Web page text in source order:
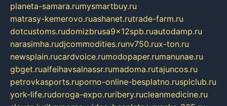
planeta-samara.rumysmartbuy.ru
matrasy-kemerovo.ruashanet.rutrade-farm.ru
dotcustoms.rudomizbrusa9x12spb.ruautodamp.ru
narasimha.rudjcommodities.runv750.rux-ton.ru
newsplain.rucardvoice.rumodopaper.rumanunae.ru
gbget.rualfeihavsalnassr.rumadoma.rutajuncos.ru
petrovkasports.ruporno-online-besplatno.rusplclub.ru
york-life.rudoroga-expo.ruribery.rucleanmedicine.ru